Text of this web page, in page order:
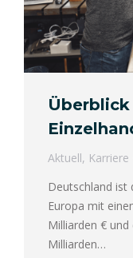
Aktuell, Karriere
Deutschland ist
Europa mit
Milliarden €
Milliarden…